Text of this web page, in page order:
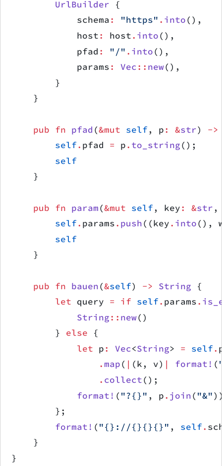
        UrlBuilder
{
            schema
: "https" . into(),
            host
: host. into(),
            pfad
: "/" . into(),
            params
: Vec:: new(),
        }
    }
    pub
fn pfad (&mut self, p: &str) ->
        self
. pfad = p. to_string();
        self
    }
    pub
fn param(&mut self, key: &str,
        self
. params. push((key. into(),
        self
    }
    pub
fn bauen(&self) -> String {
        let
query = if self. params.
            String
:: new()
        }
else {
            let
p: Vec<String> = self.
                .
map( | (k, v) | format! (
                .
collect();
            format!
( "?{}" , p. join( "&"
        };
        format!
( "{}://{}{}{}" , self.
    }
}